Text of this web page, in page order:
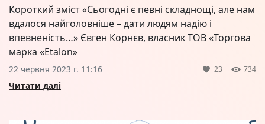
Короткий зміст «Сьогодні є певні складнощі, але нам
вдалося найголовніше – дати людям надію і
впевненість…» Євген Корнєв, власник ТОВ «Торгова
марка «Еtalon»
22 червня 2023 г. 11:16 23 734
Читати далі